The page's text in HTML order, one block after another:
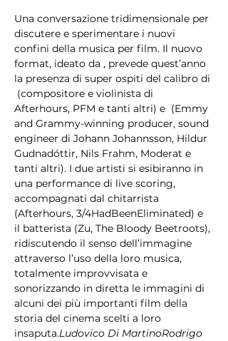
Una conversazione tridimensionale per
discutere e sperimentare i nuovi
confini della musica per film. Il nuovo
format, ideato da , prevede quest’anno
la presenza di super ospiti del calibro di
(compositore e violinista di
Afterhours, PFM e tanti altri) e (Emmy
and Grammy-winning producer, sound
engineer di Johann Johannsson, Hildur
Gudnadóttir, Nils Frahm, Moderat e
tanti altri). I due artisti si esibiranno in
una performance di live scoring,
accompagnati dal chitarrista
(Afterhours, 3/4HadBeenEliminated) e
il batterista (Zu, The Bloody Beetroots),
ridiscutendo il senso dell’immagine
attraverso l’uso della loro musica,
totalmente improvvisata e
sonorizzando in diretta le immagini di
alcuni dei più importanti film della
storia del cinema scelti a loro
insaputa.Ludovico Di MartinoRodrigo